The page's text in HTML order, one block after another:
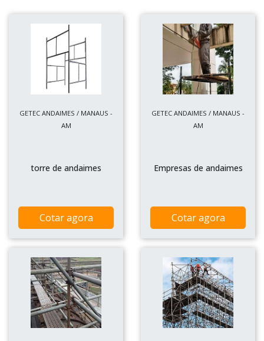
GETEC ANDAIMES / MANAUS -
AM
torre de andaimes
Cotar agora
GETEC ANDAIMES / MANAUS -
AM
Empresas de andaimes
Cotar agora